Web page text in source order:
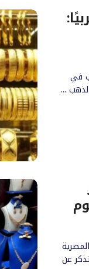
في
...
اليوم
عن